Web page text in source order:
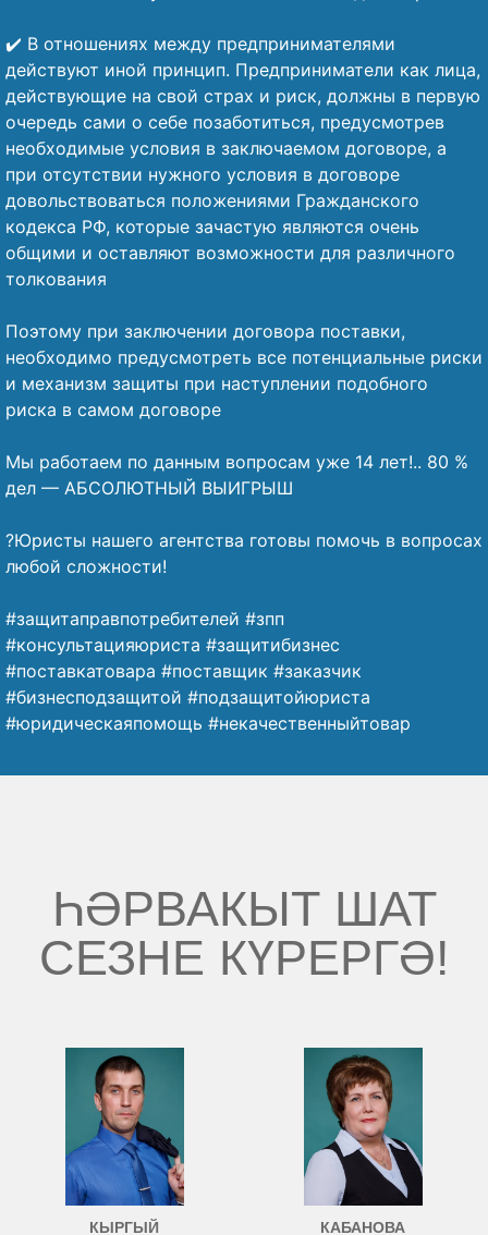
✔️ В отношениях между предпринимателями
действуют иной принцип. Предприниматели как лица,
действующие на свой страх и риск, должны в первую
очередь сами о себе позаботиться, предусмотрев
необходимые условия в заключаемом договоре, а
при отсутствии нужного условия в договоре
довольствоваться положениями Гражданского
кодекса РФ, которые зачастую являются очень
общими и оставляют возможности для различного
толкования
Поэтому при заключении договора поставки,
необходимо предусмотреть все потенциальные риски
и механизм защиты при наступлении подобного
риска в самом договоре
Мы работаем по данным вопросам уже 14 лет!.. 80 %
дел — АБСОЛЮТНЫЙ ВЫИГРЫШ
?Юристы нашего агентства готовы помочь в вопросах
любой сложности!
#защитаправпотребителей #зпп
#консультацияюриста #защитибизнес
#поставкатовара #поставщик #заказчик
#бизнесподзащитой #подзащитойюриста
#юридическаяпомощь #некачественныйтовар
ҺӘРВАКЫТ ШАТ
СЕЗНЕ КҮРЕРГӘ!
КЫРГЫЙ КАБАНОВА